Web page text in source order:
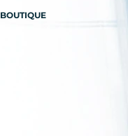
BOUTIQUE